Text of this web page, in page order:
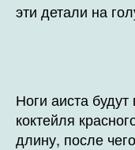
эти детали на
Ноги аиста
коктейля
длину, после